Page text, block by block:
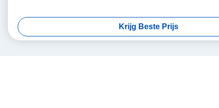
Krijg Beste Prijs